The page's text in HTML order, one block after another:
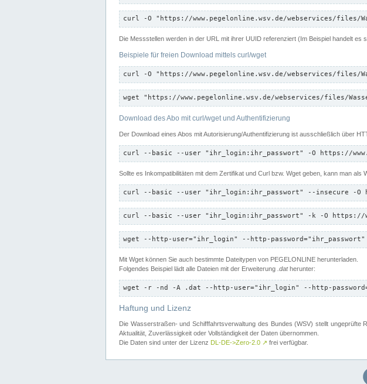
curl -O "https://www.pegelonline.wsv.de/webservices/files/
Die Messstellen werden in der URL mit ihrer UUID referenziert (Im Beispiel handelt es
Beispiele für freien Download mittels curl/wget
curl -O "https://www.pegelonline.wsv.de/webservices/files/
wget "https://www.pegelonline.wsv.de/webservices/files/
Download des Abo mit curl/wget und Authentifizierung
Der Download eines Abos mit Autorisierung/Authentifizierung ist ausschließlich über
curl --basic --user "ihr_login:ihr_passwort" -O https://
Sollte es Inkompatibilitäten mit dem Zertifikat und Curl bzw. Wget geben, kann man
curl --basic --user "ihr_login:ihr_passwort" --insecure -O
curl --basic --user "ihr_login:ihr_passwort" -k -O https://
wget --http-user="ihr_login" --http-
Mit Wget können Sie auch bestimmte Dateitypen von PEGELONLINE herunterladen.
Folgendes Beispiel lädt alle Dateien mit der Erweiterung .datherunter:
wget -r -nd -A .dat --http-user="ihr_login" --http-
Haftung und Lizenz
Die Wasserstraßen- und Schifffahrtsverwaltung des Bundes (WSV) stellt
Aktualität, Zuverlässigkeit oder Vollständigkeit der Daten übernommen.
Die Daten sind unter der Lizenz DL-DE->Zero-2.0 ↗ frei verfügbar.